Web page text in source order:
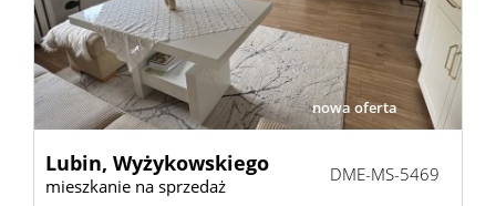
Lokale
nowa oferta
Lubin, Wyżykowskiego
mieszkanie na sprzedaż
DME-MS-5469